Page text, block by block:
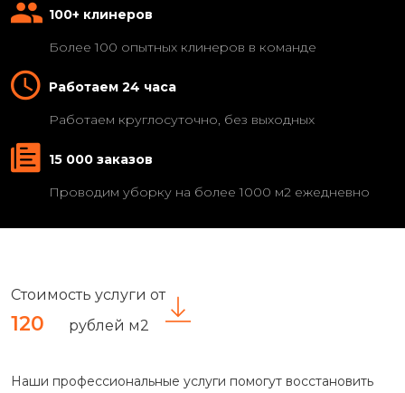
100+ клинеров
Более 100 опытных клинеров в команде
Работаем 24 часа
Работаем круглосуточно, без выходных
15 000 заказов
Проводим уборку на более 1000 м2 ежедневно
Стоимость услуги от
120 рублей м2
Наши профессиональные услуги помогут восстановить